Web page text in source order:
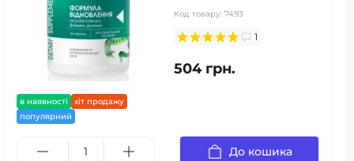
в наявності
хіт продажу
популярний
Код товару: 7493
1
504 грн.
До кошика